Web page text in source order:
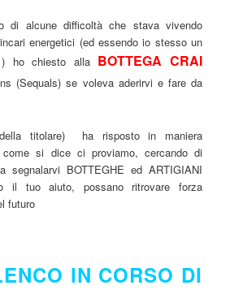
di alcune difficoltà che stava vivendo
energetici (ed essendo io stesso un
ho chiesto alla BOTTEGA CRAI
(Sequals) se voleva aderirvi e fare da
della titolare) ha risposto in maniera
si dice ci proviamo, cercando di
BOTTEGHE ed ARTIGIANI
il tuo aiuto, possano ritrovare forza
futuro
IN CORSO DI